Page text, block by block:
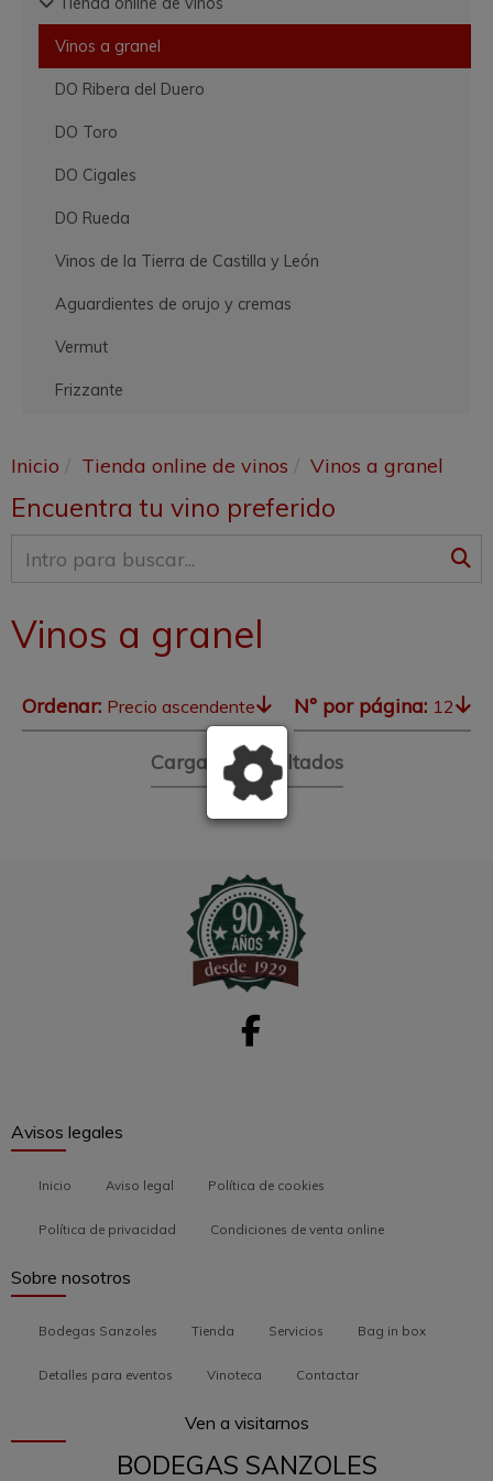
Vinos a granel
DO Ribera del Duero
DO Toro
DO Cigales
DO Rueda
Vinos de la Tierra de Castilla y León
Aguardientes de orujo y cremas
Vermut
Frizzante
Inicio Tienda online de vinos Vinos a granel
Encuentra tu vino preferido
Vinos a granel
Ordenar: Precio ascendente Nº por página: 12
Cargando resultados
Avisos legales
Inicio Aviso legal Política de cookies
Política de privacidad Condiciones de venta online
Sobre nosotros
Bodegas Sanzoles Tienda Servicios Bag in box
Detalles para eventos Vinoteca Contactar
Ven a visitarnos
BODEGAS SANZOLES